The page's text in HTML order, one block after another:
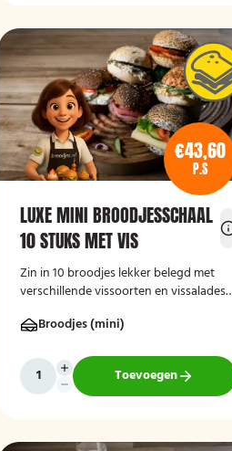
€43,60
P.S
LUXE MINI BROODJESSCHAAL
10 STUKS MET VIS
Zin in 10 broodjes lekker belegd met
verschillende vissoorten en vissalades?
stuks!Broodjes (mini)
Toevoegen